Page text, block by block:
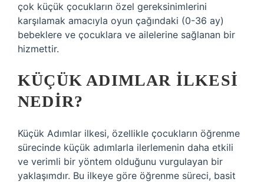
çok küçük çocukların özel gereksinimlerini
karşılamak amacıyla oyun çağındaki (0-36 ay)
bebeklere ve çocuklara ve ailelerine sağlanan bir
hizmettir.
KÜÇÜK ADIMLAR ILKESI
NEDIR?
Küçük Adımlar ilkesi, özellikle çocukların öğrenme
sürecinde küçük adımlarla ilerlemenin daha etkili
ve verimli bir yöntem olduğunu vurgulayan bir
yaklaşımdır. Bu ilkeye göre öğrenme süreci, basit